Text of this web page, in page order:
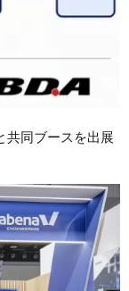
共同ブースを出展